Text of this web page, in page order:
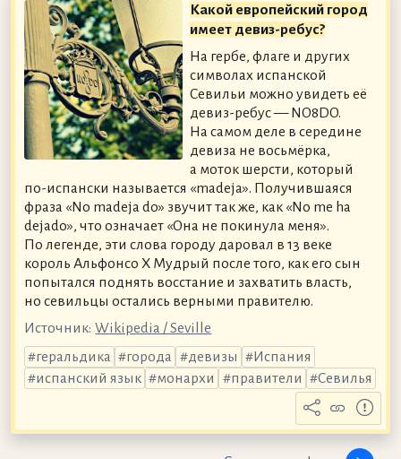
Какой европейский город
имеет девиз-ребус?
На гербе, флаге и других
символах испанской
Севильи можно увидеть её
девиз-ребус — NO8DO.
На самом деле в середине
девиза не восьмёрка,
а моток шерсти, который
по-испански называется «madeja». Получившаяся
фраза «No madeja do» звучит так же, как «No me ha
dejado», что означает «Она не покинула меня».
По легенде, эти слова городу даровал в 13 веке
король Альфонсо X Мудрый после того, как его сын
попытался поднять восстание и захватить власть,
но севильцы остались верными правителю.
Источник: Wikipedia / Seville
геральдика
города девизы
Испания
испанский язык
монархи правители Севилья